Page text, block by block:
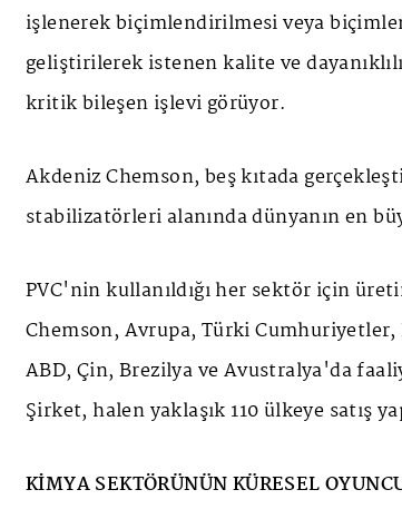
işlenerek biçimlendirilmesi veya
geliştirilerek istenen kalite ve
kritik bileşen işlevi görüyor.
Akdeniz Chemson, beş kıtada
stabilizatörleri alanında dünyanın en
PVC'nin kullanıldığı her sektör için
Chemson, Avrupa, Türki Cumhuriyetler,
ABD, Çin, Brezilya ve Avustralya'da
Şirket, halen yaklaşık 110 ülkeye satış
KİMYA SEKTÖRÜNÜN KÜRESEL